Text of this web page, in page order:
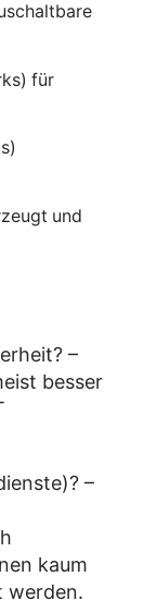
für
und
–
besser
–
kaum
werden.